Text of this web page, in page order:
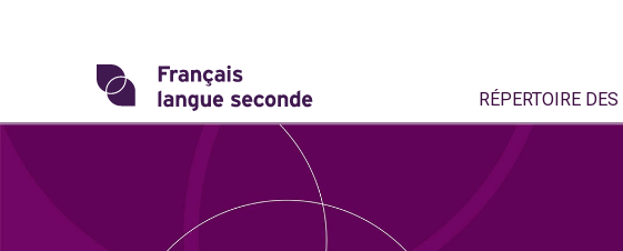
Transformons
RÉPERTOIRE